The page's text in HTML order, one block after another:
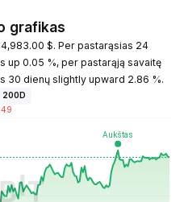
grafikas
$. Per pastarąsias 24
up 0.05 %, per pastarąją savaitę
30 dienų slightly upward 2.86 %.
200D